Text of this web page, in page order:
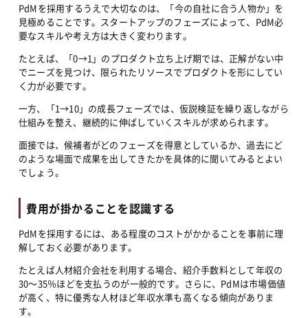
PdMを採用するうえで大切なのは、「今の自社に合う人物か」を
見極めることです。スタートアップのフェーズによって、PdM必
要なスキルや考え方は大きく変わります。
たとえば、「0→1」のプロダクト立ち上げ期では、正解がない中
でニーズを見つけ、限られたリソースでプロダクトを形にしてい
く力が必要です。
一方、「1→10」の成長フェーズでは、仮説検証を繰り返しながら
仕組みを整え、継続的に伸ばしていくスキルが求められます。
面接では、候補者がどのフェーズを得意としているか、過去にど
のような場面で成果を出してきたかを具体的に聞いてみるとよい
でしょう。
費用が掛かることを認識する
PdMを採用するには、ある程度のコストがかかることを事前に理
解しておく必要があります。
たとえば人材紹介会社を利用する場合、紹介手数料として年収の
30〜35％ほどを支払うのが一般的です。さらに、PdMは市場価値
が高く、特に優秀な人材ほど年収水準も高くなる傾向がありま
す。